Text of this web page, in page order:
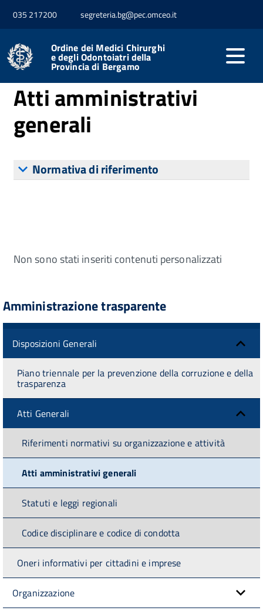
035 217200 segreteria.bg@pec.omceo.it
Ordine dei Medici Chirurghi
e degli Odontoiatri della
Provincia di Bergamo
Home Disposizioni Generali Atti Generali
Atti amministrativi
generali
Normativa di riferimento
Non sono stati inseriti contenuti personalizzati
Amministrazione trasparente
Disposizioni Generali
Piano triennale per la prevenzione della corruzione e della
trasparenza
Atti Generali
Riferimenti normativi su organizzazione e attività
Atti amministrativi generali
Statuti e leggi regionali
Codice disciplinare e codice di condotta
Oneri informativi per cittadini e imprese
Organizzazione